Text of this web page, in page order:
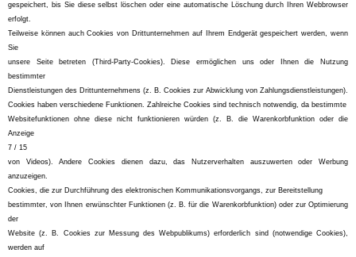
gespeichert, bis Sie diese selbst löschen oder eine automatische Löschung durch Ihren Webbrowser
erfolgt.
Teilweise können auch Cookies von Drittunternehmen auf Ihrem Endgerät gespeichert werden, wenn
Sie
unsere Seite betreten (Third-Party-Cookies). Diese ermöglichen uns oder Ihnen die Nutzung
bestimmter
Dienstleistungen des Drittunternehmens (z. B. Cookies zur Abwicklung von Zahlungsdienstleistungen).
Cookies haben verschiedene Funktionen. Zahlreiche Cookies sind technisch notwendig, da bestimmte
Websitefunktionen ohne diese nicht funktionieren würden (z. B. die Warenkorbfunktion oder die
Anzeige
7 / 15
von Videos). Andere Cookies dienen dazu, das Nutzerverhalten auszuwerten oder Werbung
anzuzeigen.
Cookies, die zur Durchführung des elektronischen Kommunikationsvorgangs, zur Bereitstellung
bestimmter, von Ihnen erwünschter Funktionen (z. B. für die Warenkorbfunktion) oder zur Optimierung
der
Website (z. B. Cookies zur Messung des Webpublikums) erforderlich sind (notwendige Cookies),
werden auf